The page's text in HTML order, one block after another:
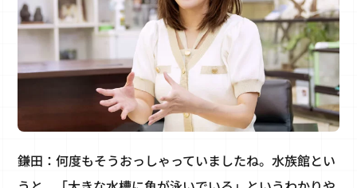
鎌田：何度もそうおっしゃっていましたね。水族館とい